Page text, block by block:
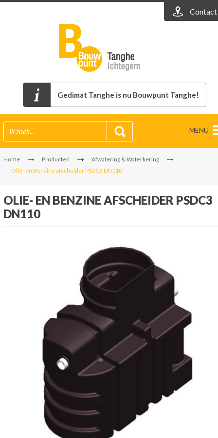
Contact
Gedimat Tanghe is nu Bouwpunt Tanghe!
MENU
Home Producten
Afwatering & Waterkering
Olie- en Benzine afscheider PSDC3 DN110
OLIE- EN BENZINE AFSCHEIDER PSDC3
DN110